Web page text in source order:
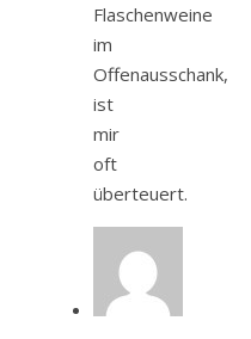
Flaschenweine
im
Offenausschank,
ist
mir
oft
überteuert.